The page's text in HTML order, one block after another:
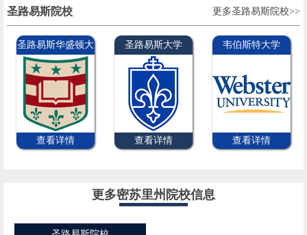
圣路易斯院校 更多圣路易斯院校>>
圣路易斯华盛顿大
学
查看详情
圣路易斯大学
查看详情
韦伯斯特大学
查看详情
更多密苏里州院校信息